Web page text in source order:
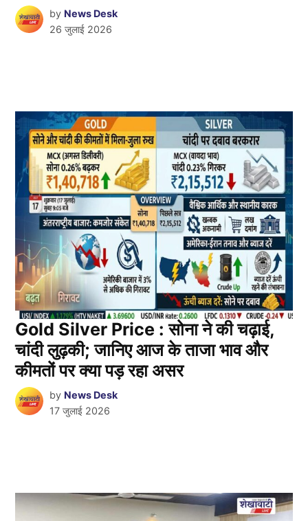
by News Desk
26 जुलाई 2026
Gold Silver Price : सोना ने की चढ़ाई,
चांदी लुढ़की; जानिए आज के ताजा भाव और
कीमतों पर क्या पड़ रहा असर
by News Desk
17 जुलाई 2026